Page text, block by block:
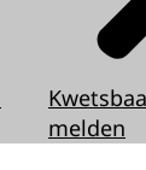
melden